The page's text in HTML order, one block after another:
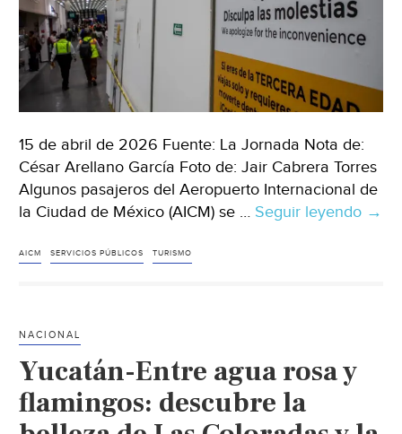
15 de abril de 2026 Fuente: La Jornada Nota de:
César Arellano García Foto de: Jair Cabrera Torres
Algunos pasajeros del Aeropuerto Internacional de
la Ciudad de México (AICM) se … Seguir leyendo →
AICM SERVICIOS PÚBLICOS TURISMO
NACIONAL
Yucatán-Entre agua rosa y
flamingos: descubre la